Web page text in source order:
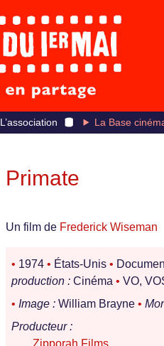
L’association La Base
Primate
Un film de Frederick Wiseman
• 1974 • États-Unis •
production : Cinéma • VO,
• Image : William Brayne •
Producteur :